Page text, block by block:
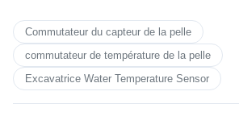
Commutateur du capteur de la pelle
commutateur de température de la pelle
Excavatrice Water Temperature Sensor